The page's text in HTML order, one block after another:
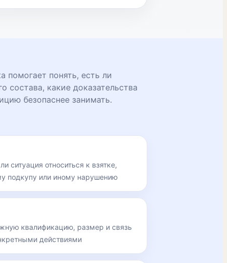
помогает понять, есть ли
состава, какие доказательства
безопаснее занимать.
ситуация относиться к взятке,
подкупу или иному нарушению
квалификацию, размер и связь
действиями